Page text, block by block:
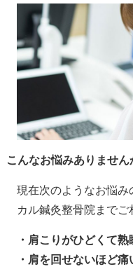
こんなお悩みありません
現在次のようなお悩み
カル鍼灸整骨院までご
・肩こりがひどくて
・肩を回せないほど痛